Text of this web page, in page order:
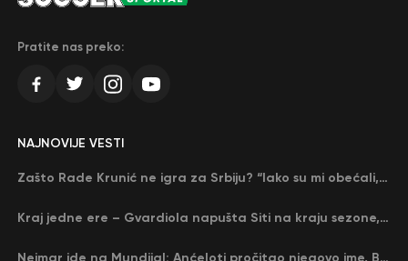
Pratite nas preko:
NAJNOVIJE VESTI
Zašto Rade Krunić ne igra za Srbiju? “Iako su mi obećali, niko me nije zvao…”
Kraj jedne ere – Gvardiola napušta Siti na kraju sezone, menja ga njegov nekadašnji rival
Nejmar ide na Mundijal: Anćeloti pročitao njegovo ime, Brazil u delirijumu (VIDEO)